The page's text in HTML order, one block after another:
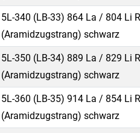
5L-340 (LB-33) 864 La / 804 Li
(Aramidzugstrang) schwarz
5L-350 (LB-34) 889 La / 829 Li
(Aramidzugstrang) schwarz
5L-360 (LB-35) 914 La / 854 Li
(Aramidzugstrang) schwarz